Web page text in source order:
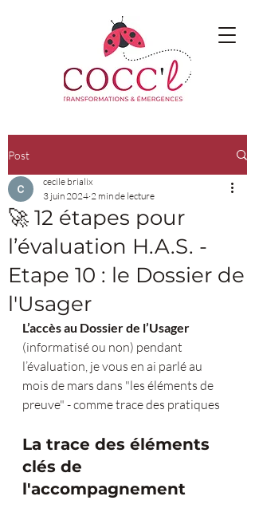
Post
🚀 12 étapes pour
l’évaluation H.A.S. -
Etape 10 : le Dossier de
l'Usager
cecile brialix
3 juin 2024 2 min de lecture
L’accès au Dossier de l’Usager
(informatisé ou non) pendant
l’évaluation, je vous en ai parlé au
mois de mars dans "les éléments de
preuve" - comme trace des pratiques
La trace des éléments
clés de
l'accompagnement